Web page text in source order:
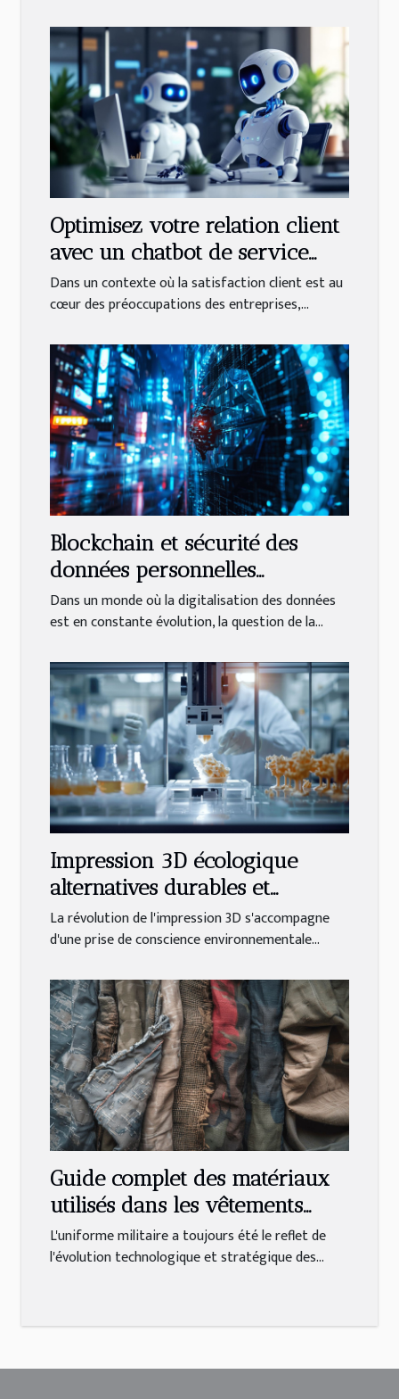
Optimisez votre relation client
avec un chatbot de service
après-vente
Dans un contexte où la satisfaction client est au
cœur des préoccupations des entreprises,...
Blockchain et sécurité des
données personnelles
Comprendre son rôle dans la
protection de la vie privée
Dans un monde où la digitalisation des données
est en constante évolution, la question de la...
Impression 3D écologique
alternatives durables et
matériaux innovants
La révolution de l'impression 3D s'accompagne
d'une prise de conscience environnementale...
Guide complet des matériaux
utilisés dans les vêtements
militaires
L'uniforme militaire a toujours été le reflet de
l'évolution technologique et stratégique des...